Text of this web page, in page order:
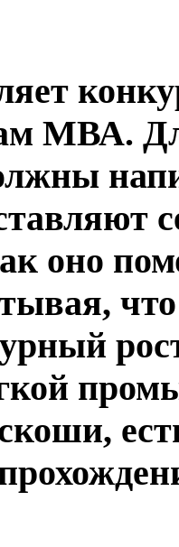
МВА.
оно